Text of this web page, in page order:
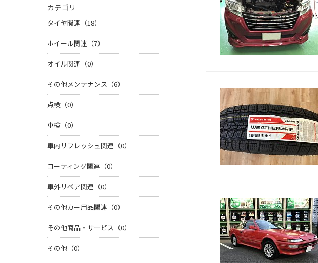
カテゴリ
タイヤ関連（18）
ホイール関連（7）
オイル関連（0）
その他メンテナンス（6）
点検（0）
車検（0）
車内リフレッシュ関連（0）
コーティング関連（0）
車外リペア関連（0）
その他カー用品関連（0）
その他商品・サービス（0）
その他（0）